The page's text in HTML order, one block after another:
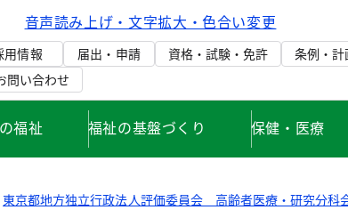
音声読み上げ・文字拡大・色合い変更
用情報 届出・申請 資格・試験・免許 条例・
問い合わせ
福祉 福祉の基盤づくり 保健・医療
東京都地方独立行政法人評価委員会 高齢者医療・研究分科